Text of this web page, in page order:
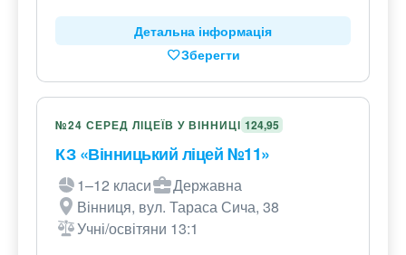
Детальна інформація
Зберегти
№24 СЕРЕД ЛІЦЕЇВ У ВІННИЦІ 124,95
КЗ «Вінницький ліцей №11»
1–12 класи
Державна
Вінниця, вул. Тараса Сича, 38
Учні/освітяни 13:1